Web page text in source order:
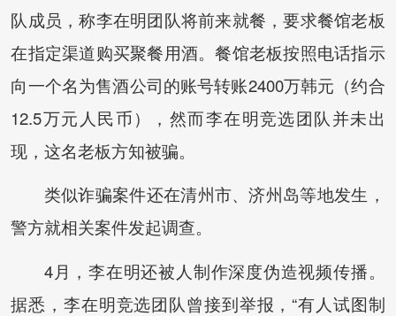
队成员，称李在明团队将前来就餐，要求餐馆老板
在指定渠道购买聚餐用酒。餐馆老板按照电话指示
向一个名为售酒公司的账号转账2400万韩元（约合
12.5万元人民币），然而李在明竞选团队并未出
现，这名老板方知被骗。
类似诈骗案件还在清州市、济州岛等地发生，
警方就相关案件发起调查。
4月，李在明还被人制作深度伪造视频传播。
据悉，李在明竞选团队曾接到举报，“有人试图制